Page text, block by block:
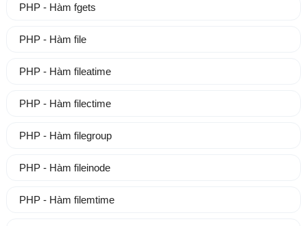
PHP - Hàm fgets
PHP - Hàm file
PHP - Hàm fileatime
PHP - Hàm filectime
PHP - Hàm filegroup
PHP - Hàm fileinode
PHP - Hàm filemtime